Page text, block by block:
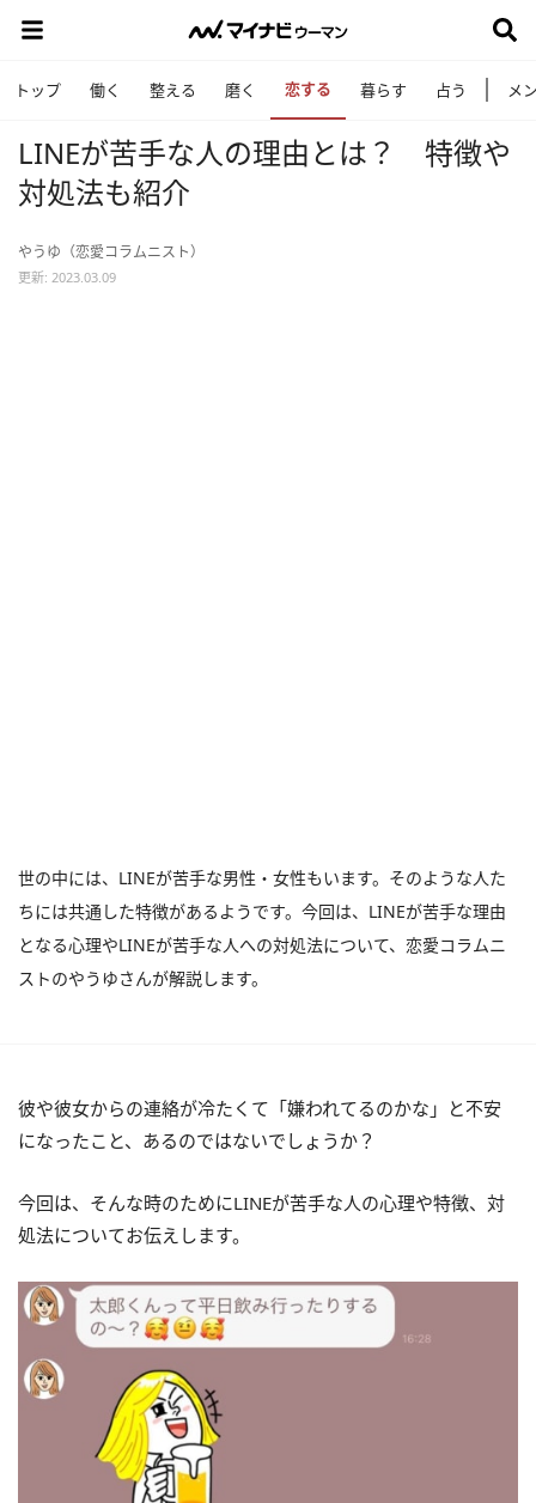
トップ 働く 整える 磨く 恋する 暮らす 占う メ
LINEが苦手な人の理由とは？ 特徴や
対処法も紹介
やうゆ（恋愛コラムニスト）
更新: 2023.03.09
世の中には、LINEが苦手な男性・女性もいます。そのような人た
ちには共通した特徴があるようです。今回は、LINEが苦手な理由
となる心理やLINEが苦手な人への対処法について、恋愛コラムニ
ストのやうゆさんが解説します。
彼や彼女からの連絡が冷たくて「嫌われてるのかな」と不安
になったこと、あるのではないでしょうか？
今回は、そんな時のためにLINEが苦手な人の心理や特徴、対
処法についてお伝えします。